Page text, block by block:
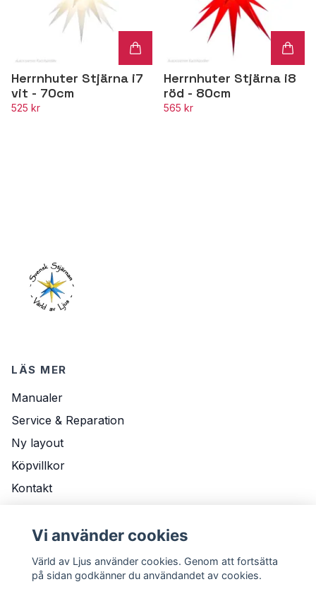
Herrnhuter Stjärna i7
vit - 70cm
525 kr
Herrnhuter Stjärna i8
röd - 80cm
565 kr
LÄS MER
Manualer
Service & Reparation
Ny layout
Köpvillkor
Kontakt
Leveransvillkor
Vi använder cookies
Värld av Ljus använder cookies. Genom att fortsätta
på sidan godkänner du användandet av cookies.